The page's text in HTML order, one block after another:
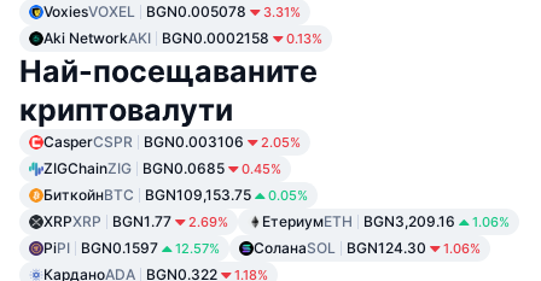
VoxiesVOXEL BGN0.005078 3.31%
Aki NetworkAKI BGN0.0002158 0.13%
Най-посещаваните
криптовалути
CasperCSPR BGN0.003106 2.05%
ZIGChainZIG BGN0.0685 0.45%
БиткойнBTC BGN109,153.75 0.05%
XRPXRP BGN1.77 2.69% ЕтериумETH BGN3,209.16 1.06%
PiPI BGN0.1597 12.57% СоланаSOL BGN124.30 1.06%
КарданоADA BGN0.322 1.18%